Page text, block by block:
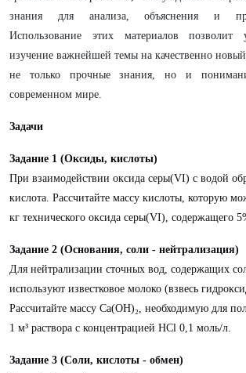
знания для анализа, объяснения и
Использование этих материалов позволит
изучение важнейшей темы на качественно
не только прочные знания, но и
современном мире.
Задачи
Задание 1 (Оксиды, кислоты)
При взаимодействии оксида серы(VI) с водой
кислота. Рассчитайте массу кислоты, которую
кг технического оксида серы(VI), содержащего
Задание 2 (Основания, соли - нейтрализация)
Для нейтрализации сточных вод, содержащих
используют известковое молоко (взвесь
Рассчитайте массу Ca(OH)₂, необходимую для
1 м³ раствора с концентрацией HCl 0,1 моль/л.
Задание 3 (Соли, кислоты - обмен)